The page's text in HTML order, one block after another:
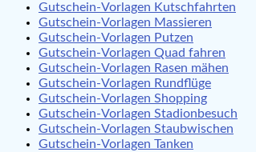
Gutschein-Vorlagen Kutschfahrten
Gutschein-Vorlagen Massieren
Gutschein-Vorlagen Putzen
Gutschein-Vorlagen Quad fahren
Gutschein-Vorlagen Rasen mähen
Gutschein-Vorlagen Rundflüge
Gutschein-Vorlagen Shopping
Gutschein-Vorlagen Stadionbesuch
Gutschein-Vorlagen Staubwischen
Gutschein-Vorlagen Tanken